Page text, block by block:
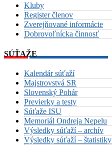
Kluby
Register členov
Zverejňované informácie
Dobrovoľnícka činnosť
SÚŤAŽE
Kalendár súťaží
Majstrovstvá SR
Slovenský Pohár
Previerky a testy
Súťaže ISU
Memoriál Ondreja Nepelu
Výsledky súťaží – archív
Výsledky súťaží – štatistiky